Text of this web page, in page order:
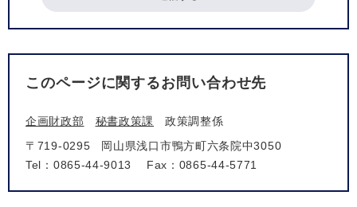
このページに関するお問い合わせ先
企画財政部 秘書政策課
政策調整係
〒719-0295
岡山県浅口市鴨方町六条院中3050
Tel：0865-44-9013
Fax：0865-44-5771